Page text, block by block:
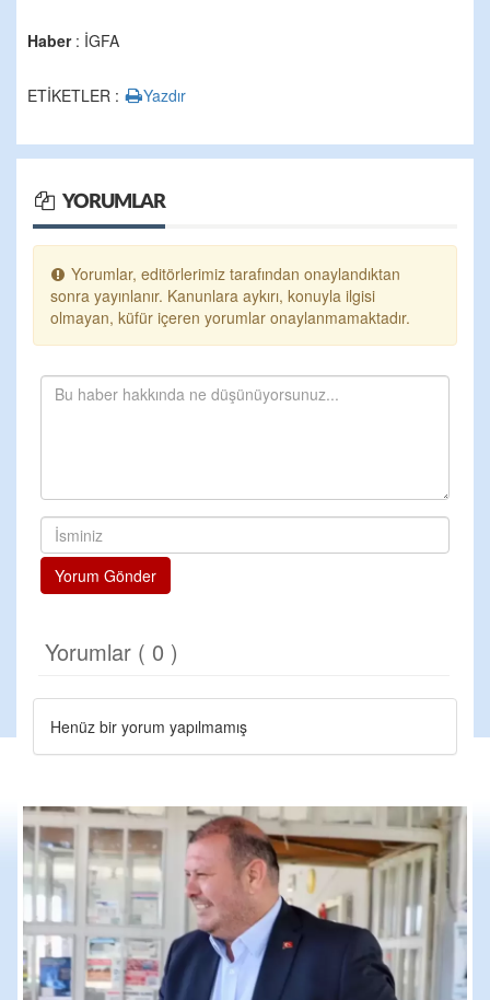
Haber: İGFA
ETİKETLER : Yazdır
YORUMLAR
Yorumlar, editörlerimiz tarafından onaylandıktan
sonra yayınlanır. Kanunlara aykırı, konuyla ilgisi
olmayan, küfür içeren yorumlar onaylanmamaktadır.
Yorum Gönder
Yorumlar ( 0 )
Henüz bir yorum yapılmamış